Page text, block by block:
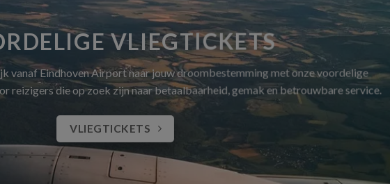
VLIEGTICKETS
vanaf Eindhoven Airport naar jouw droombestemming met onze voordelige
reizigers die op zoek zijn naar betaalbaarheid, gemak en betrouwbare service.
VLIEGTICKETS